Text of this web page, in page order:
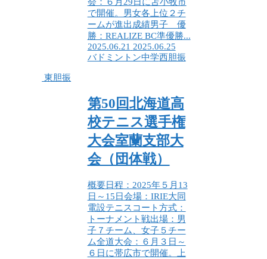
で開催。男女各上位２チ
ームが進出成績男子 優
勝：REALIZE BC準優勝...
2025.06.21 2025.06.25
バドミントン中学西胆振
東胆振
第50回北海道高
校テニス選手権
大会室蘭支部大
会（団体戦）
概要日程：2025年５月13
日～15日会場：IRIE大同
電設テニスコート方式：
トーナメント戦出場：男
子７チーム、女子５チー
ム全道大会：６月３日～
６日に帯広市で開催。上